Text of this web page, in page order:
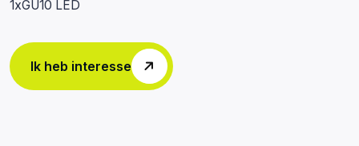
1xGU10 LED
Ik heb interesse